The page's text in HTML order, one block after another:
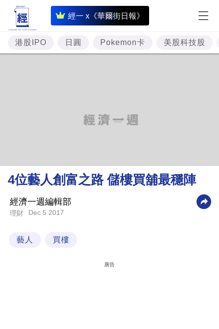
經一 x《華爾街日報》
即
時
財
經
理
財
商
業
技
港股IPO 日圓 Pokemon卡 美股科技股
4位藝人創富之路 儲樓買舖最穩陣
經濟一週編輯部
理財 Dec 5 2017
藝人 買樓
廣告